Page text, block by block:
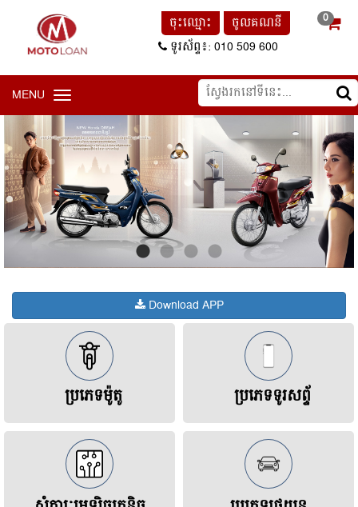
ចូលគណនី
ចុះឈ្មោះ
ទូរស័ព្ទ៖: 010 509 600
0
MENU Toggle
navigation
Download APP
ប្រភេទម៉ូតូ ប្រភេទទូរសព្ទ័